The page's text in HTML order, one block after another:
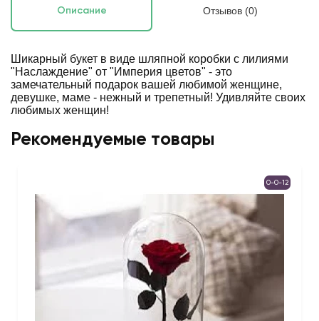
Описание Отзывов (0)
Шикарный букет в виде шляпной коробки с лилиями
"Наслаждение" от "Империя цветов" - это
замечательный подарок вашей любимой женщине,
девушке, маме - нежный и трепетный! Удивляйте своих
любимых женщин!
Рекомендуемые товары
0-0-12